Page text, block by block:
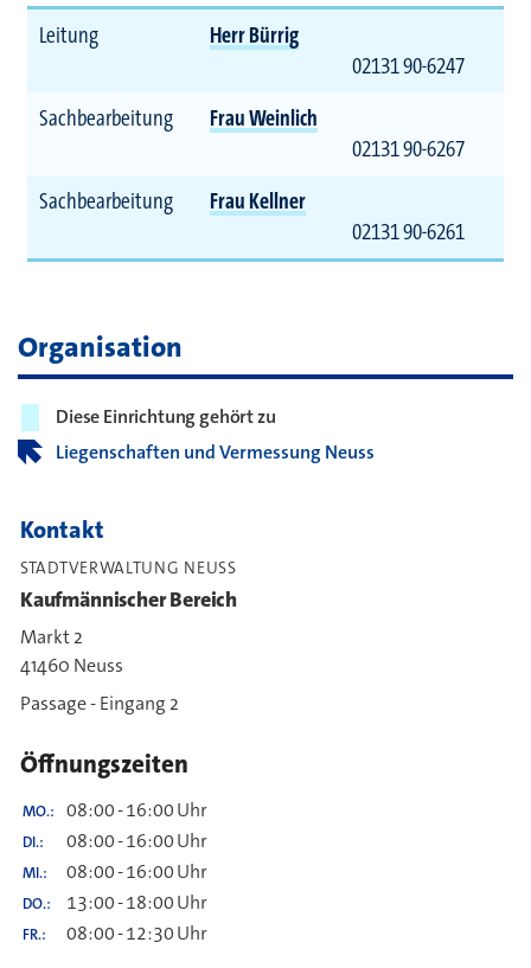
Leitung
Herr Bürrig
02131 90-6247
Sachbearbeitung
Frau Weinlich
02131 90-6267
Sachbearbeitung
Frau Kellner
02131 90-6261
Organisation
Diese Einrichtung gehört zu
Liegenschaften und Vermessung Neuss
Kontakt
STADTVERWALTUNG NEUSS
Kaufmännischer Bereich
Markt 2
41460 Neuss
Passage - Eingang 2
Öffnungszeiten
MO. 08:00-16:00Uhr
DI. 08:00-16:00Uhr
MI. 08:00-16:00Uhr
DO. 13:00-18:00Uhr
FR. 08:00-12:30Uhr